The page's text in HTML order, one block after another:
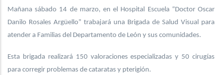
Mañana sábado 14 de marzo, en el Hospital Escuela “Doctor Oscar
Danilo Rosales Argüello” trabajará una Brigada de Salud Visual para
atender a Familias del Departamento de León y sus comunidades.
Esta brigada realizará 150 valoraciones especializadas y 50 cirugías
para corregir problemas de cataratas y pterigión.